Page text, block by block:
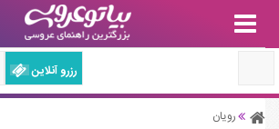
رزرو آنلاین
رویان